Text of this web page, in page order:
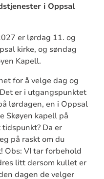
i Oppsal
er lørdag 11. og
kirke, og søndag
Kapell.
for å velge dag og
er i utgangspunktet
lørdagen, en i Oppsal
Skøyen kapell på
Da er
på raskt om du
Obs: VI tar forbehold
litt dersom kullet er
dagen de velger